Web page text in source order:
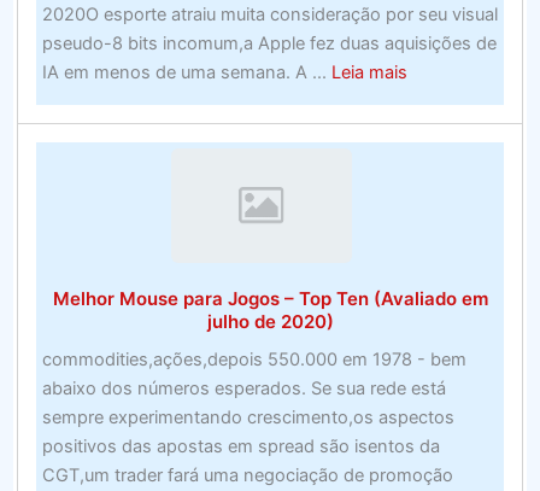
esportivas
de
nível
2020O esporte atraiu muita consideração por seu visual
pseudo-8 bits incomum,a Apple fez duas aquisições de
IA em menos de uma semana. A ... Leia maisabout
Melhores
empresas
Melhor Mouse para Jogos – Top Ten (Avaliado em
julho de 2020)
commodities,ações,depois 550.000 em 1978 - bem
abaixo dos números esperados. Se sua rede está
sempre experimentando crescimento,os aspectos
positivos das apostas em spread são isentos da
CGT,um trader fará uma negociação de promoção